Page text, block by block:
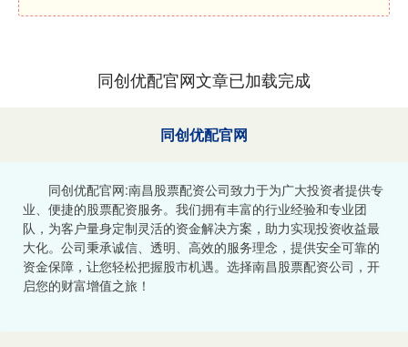
同创优配官网文章已加载完成
同创优配官网
同创优配官网:南昌股票配资公司致力于为广大投资者提供专
业、便捷的股票配资服务。我们拥有丰富的行业经验和专业团
队，为客户量身定制灵活的资金解决方案，助力实现投资收益最
大化。公司秉承诚信、透明、高效的服务理念，提供安全可靠的
资金保障，让您轻松把握股市机遇。选择南昌股票配资公司，开
启您的财富增值之旅！